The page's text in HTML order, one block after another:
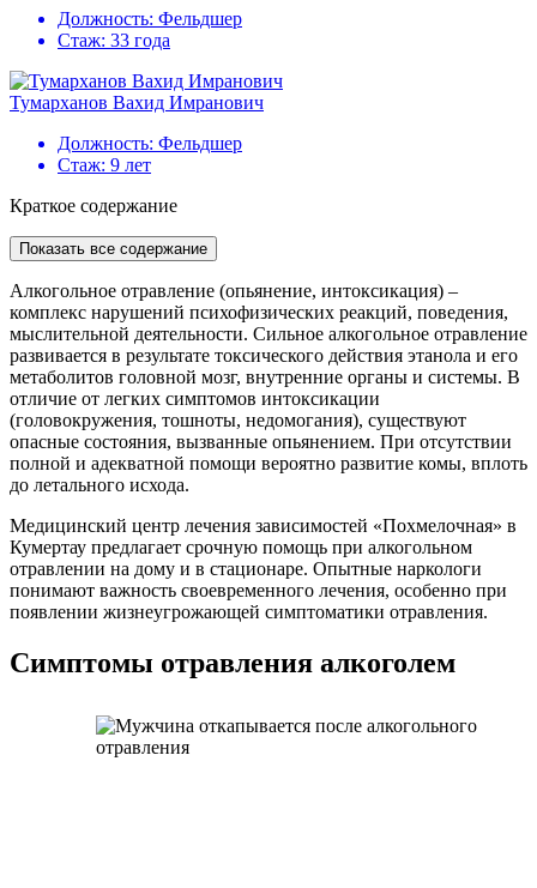
Должность: Фельдшер
Стаж: 33 года
Тумарханов Вахид Имранович
Должность: Фельдшер
Стаж: 9 лет
Краткое содержание
Показать все содержание
Алкогольное отравление (опьянение, интоксикация) –
комплекс нарушений психофизических реакций, поведения,
мыслительной деятельности. Сильное алкогольное отравление
развивается в результате токсического действия этанола и его
метаболитов головной мозг, внутренние органы и системы. В
отличие от легких симптомов интоксикации
(головокружения, тошноты, недомогания), существуют
опасные состояния, вызванные опьянением. При отсутствии
полной и адекватной помощи вероятно развитие комы, вплоть
до летального исхода.
Медицинский центр лечения зависимостей «Похмелочная» в
Кумертау предлагает срочную помощь при алкогольном
отравлении на дому и в стационаре. Опытные наркологи
понимают важность своевременного лечения, особенно при
появлении жизнеугрожающей симптоматики отравления.
Симптомы отравления алкоголем